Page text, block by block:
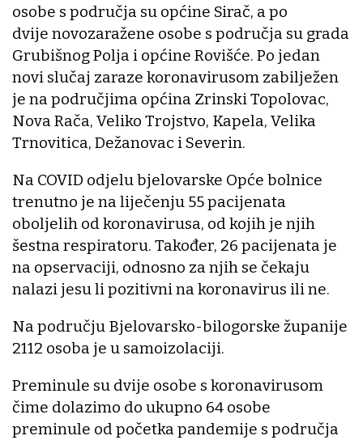
osobe s područja su općine Sirač, a po
dvije novozaražene osobe s područja su grada
Grubišnog Polja i općine Rovišće. Po jedan
novi slučaj zaraze koronavirusom zabilježen
je na područjima općina Zrinski Topolovac,
Nova Rača, Veliko Trojstvo, Kapela, Velika
Trnovitica, Dežanovac i Severin.
Na COVID odjelu bjelovarske Opće bolnice
trenutno je na liječenju 55 pacijenata
oboljelih od koronavirusa, od kojih je njih
šestna respiratoru. Također, 26 pacijenata je
na opservaciji, odnosno za njih se čekaju
nalazi jesu li pozitivni na koronavirus ili ne.
Na području Bjelovarsko-bilogorske županije
2112 osoba je u samoizolaciji.
Preminule su dvije osobe s koronavirusom
čime dolazimo do ukupno 64 osobe
preminule od početka pandemije s područja